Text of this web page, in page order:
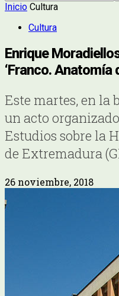
Inicio Cultura
Cultura
Enrique
‘Franco. Anatomía
Este martes, en la
un acto
Estudios sobre la
de Extremadura
26 noviembre, 2018